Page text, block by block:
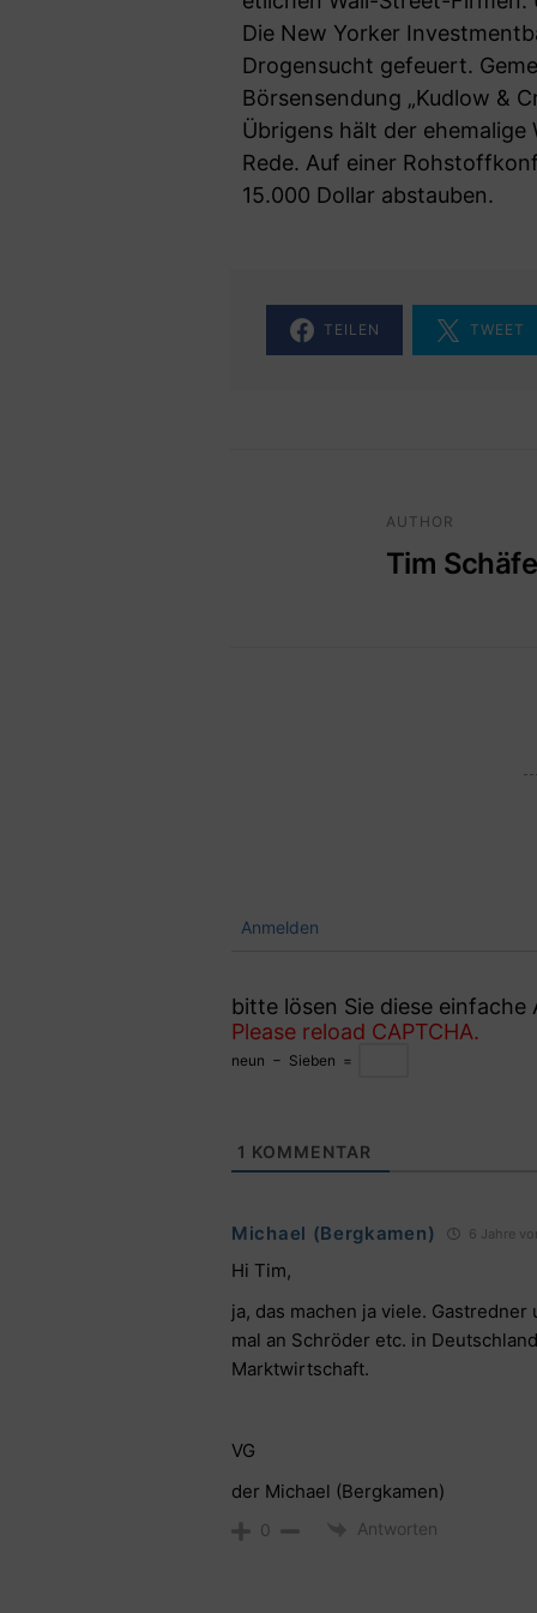
Die New Yorker
Drogensucht gefeuert.
Börsensendung „Kudlow &
Übrigens hält der
Rede. Auf einer
15.000 Dollar abstauben.
TEILEN TWEET
AUTHOR
Tim
Anmelden
bitte lösen Sie diese
Please reload CAPTCHA.
neun − Sieben =
1 KOMMENTAR
Michael (Bergkamen) 6 Jahre
Hi Tim,
ja, das machen ja viele.
mal an Schröder etc. in
Marktwirtschaft.
VG
der Michael (Bergkamen)
0 Antworten